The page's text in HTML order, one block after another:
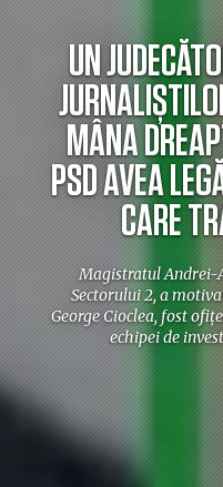
UN
MÂNA
PSD AVEA
CARE
Magistratul Andrei-
Sectorului 2, a
George Cioclea, fost
echipei de